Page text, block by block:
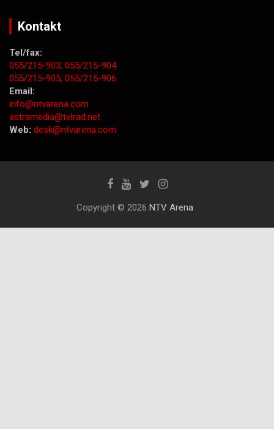
Kontakt
Tel/fax:
055/215-903; 055/215-904
055/215-905; 055/215-906
Email:
info@ntvarena.com
astramedia@telrad.net
Web: desk@ntvarena.com
Copyright © 2026 NTV Arena